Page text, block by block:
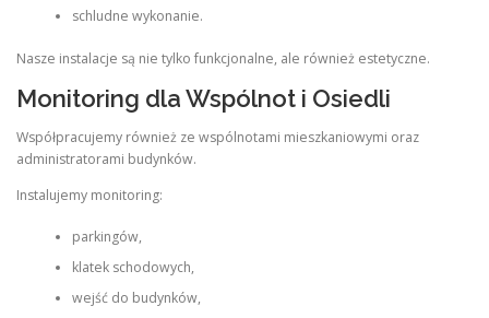
schludne wykonanie.
Nasze instalacje są nie tylko funkcjonalne, ale również estetyczne.
Monitoring dla Wspólnot i Osiedli
Współpracujemy również ze wspólnotami mieszkaniowymi oraz
administratorami budynków.
Instalujemy monitoring:
parkingów,
klatek schodowych,
wejść do budynków,